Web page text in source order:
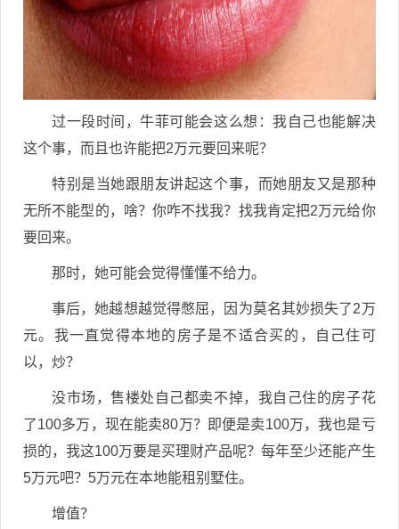
过一段时间，牛菲可能会这么想：我自己也能解决
这个事，而且也许能把2万元要回来呢？
特别是当她跟朋友讲起这个事，而她朋友又是那种
无所不能型的，啥？你咋不找我？找我肯定把2万元给你
要回来。
那时，她可能会觉得懂懂不给力。
事后，她越想越觉得憋屈，因为莫名其妙损失了2万
元。我一直觉得本地的房子是不适合买的，自己住可
以，炒？
没市场，售楼处自己都卖不掉，我自己住的房子花
了100多万，现在能卖80万？即便是卖100万，我也是亏
损的，我这100万要是买理财产品呢？每年至少还能产生
5万元吧？5万元在本地能租别墅住。
增值？